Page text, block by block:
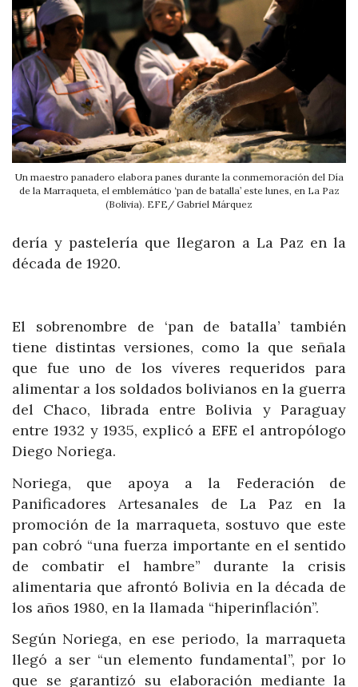
Un maestro panadero elabora panes durante la conmemoración del Día
de la Marraqueta, el emblemático ‘pan de batalla’ este lunes, en La Paz
(Bolivia). EFE/ Gabriel Márquez
dería y pastelería que llegaron a La Paz en la
década de 1920.
El sobrenombre de ‘pan de batalla’ también
tiene distintas versiones, como la que señala
que fue uno de los víveres requeridos para
alimentar a los soldados bolivianos en la guerra
del Chaco, librada entre Bolivia y Paraguay
entre 1932 y 1935, explicó a EFE el antropólogo
Diego Noriega.
Noriega, que apoya a la Federación de
Panificadores Artesanales de La Paz en la
promoción de la marraqueta, sostuvo que este
pan cobró “una fuerza importante en el sentido
de combatir el hambre” durante la crisis
alimentaria que afrontó Bolivia en la década de
los años 1980, en la llamada “hiperinflación”.
Según Noriega, en ese periodo, la marraqueta
llegó a ser “un elemento fundamental”, por lo
que se garantizó su elaboración mediante la